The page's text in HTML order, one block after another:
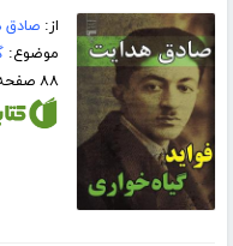
از:صادق
موضوع:
۸۸ صفحه